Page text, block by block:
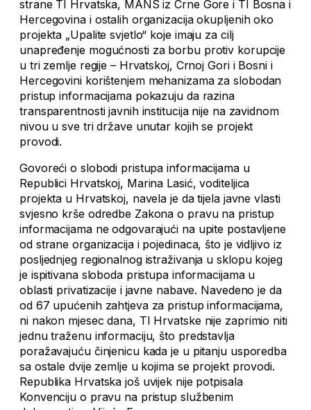
strane TI Hrvatska, MANS iz Crne Gore i TI Bosna i
Hercegovina i ostalih organizacija okupljenih oko
projekta „Upalite svjetlo“ koje imaju za cilj
unapređenje mogućnosti za borbu protiv korupcije
u tri zemlje regije – Hrvatskoj, Crnoj Gori i Bosni i
Hercegovini korištenjem mehanizama za slobodan
pristup informacijama pokazuju da razina
transparentnosti javnih institucija nije na zavidnom
nivou u sve tri države unutar kojih se projekt
provodi.
Govoreći o slobodi pristupa informacijama u
Republici Hrvatskoj, Marina Lasić, voditeljica
projekta u Hrvatskoj, navela je da tijela javne vlasti
svjesno krše odredbe Zakona o pravu na pristup
informacijama ne odgovarajući na upite postavljene
od strane organizacija i pojedinaca, što je vidljivo iz
posljednjeg regionalnog istraživanja u sklopu kojeg
je ispitivana sloboda pristupa informacijama u
oblasti privatizacije i javne nabave. Navedeno je da
od 67 upućenih zahtjeva za pristup informacijama,
ni nakon mjesec dana, TI Hrvatske nije zaprimio niti
jednu traženu informaciju, što predstavlja
poražavajuću činjenicu kada je u pitanju usporedba
sa ostale dvije zemlje u kojima se projekt provodi.
Republika Hrvatska još uvijek nije potpisala
Konvenciju o pravu na pristup službenim